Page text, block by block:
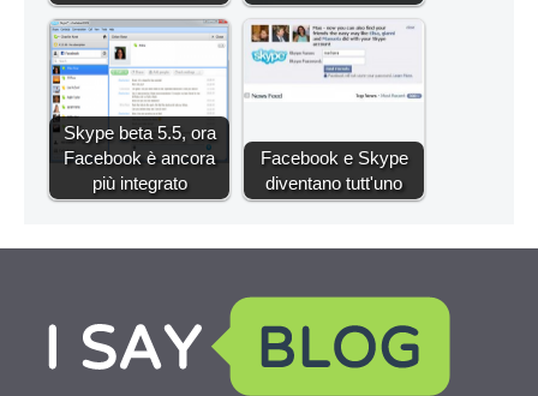
Skype beta 5.5, ora
Facebook è ancora
più integrato
Facebook e Skype
diventano tutt'uno